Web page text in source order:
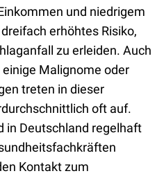
und niedrigem
erhöhtes Risiko,
zu erleiden. Auch
Malignome oder
treten in dieser
oft auf.
in Deutschland regelhaft
Kontakt zum